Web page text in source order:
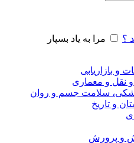
؟
مرا به یاد بسپار
و بازاریابی
نقل و معماری
سلامت جسم و روان
و تاریخ
و پرورش